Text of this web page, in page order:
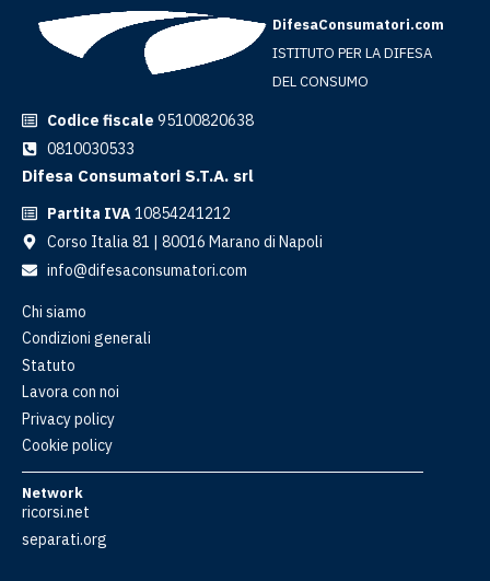
DifesaConsumatori.com
ISTITUTO PER LA DIFESA
DEL CONSUMO
Codice fiscale 95100820638
0810030533
Difesa Consumatori S.T.A. srl
Partita IVA10854241212
Corso Italia 81 | 80016 Marano di Napoli
info@difesaconsumatori.com
Chi siamo
Condizioni generali
Statuto
Lavora con noi
Privacy policy
Cookie policy
Network
ricorsi.net
separati.org